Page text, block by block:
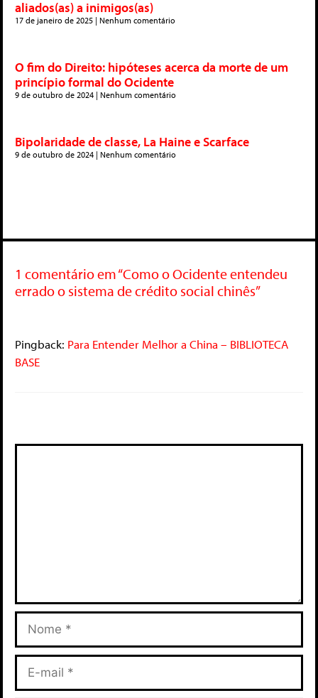
aliados(as) a inimigos(as)
17 de janeiro de 2025 Nenhum comentário
O fim do Direito: hipóteses acerca da morte de um
princípio formal do Ocidente
9 de outubro de 2024 Nenhum comentário
Bipolaridade de classe, La Haine e Scarface
9 de outubro de 2024 Nenhum comentário
1 comentário em “Como o Ocidente entendeu
errado o sistema de crédito social chinês”
Pingback: Para Entender Melhor a China – BIBLIOTECA
BASE